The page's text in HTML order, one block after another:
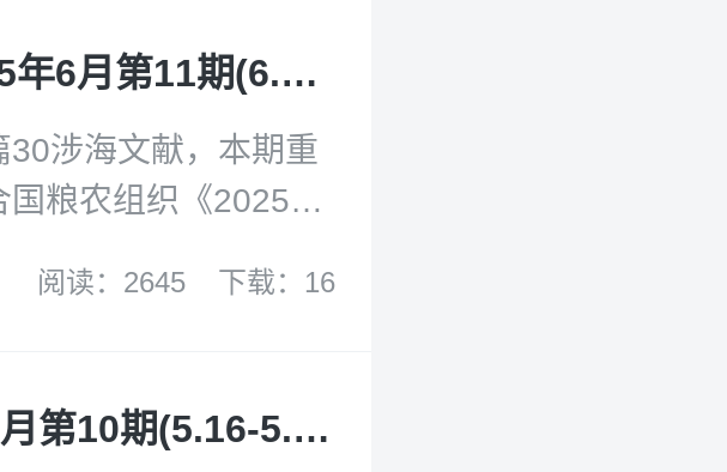
船级社《航运业与
源效率措施与技术：
》；欧盟雅克·德洛
盟为何必须采取预
最新国际海洋动态与文献2025年6月第11期(6.1-6.15)
涉海文献，本期重
粮农组织《2025年
会《海洋环境治
海事安全趋势》
脱碳现状报告(第二
阅读：2645 下载：16
最新海洋动态与文献2025年5月第10期(5.16-5.31)